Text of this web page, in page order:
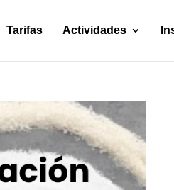
Tarifas Actividades